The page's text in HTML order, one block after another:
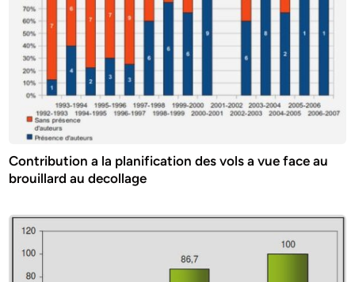
Contribution a la planification des vols a vue face au
brouillard au decollage